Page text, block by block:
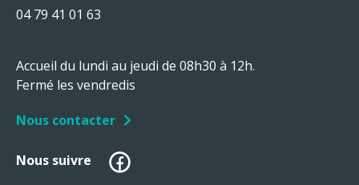
04 79 41 01 63
Accueil du lundi au jeudi de 08h30 à 12h.
Fermé les vendredis
Nous contacter
Nous suivre